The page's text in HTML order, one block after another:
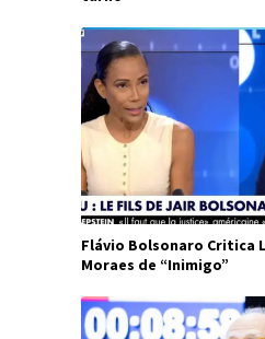
Flávio Bolsonaro Critica
Moraes de “Inimigo”